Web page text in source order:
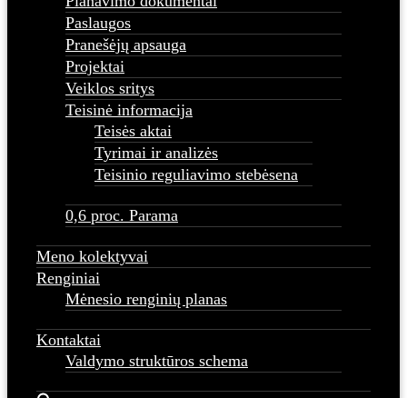
Paslaugos
Pranešėjų apsauga
Projektai
Veiklos sritys
Teisinė informacija
Teisės aktai
Tyrimai ir analizės
Teisinio reguliavimo stebėsena
0,6 proc. Parama
Meno kolektyvai
Renginiai
Mėnesio renginių planas
Kontaktai
Valdymo struktūros schema